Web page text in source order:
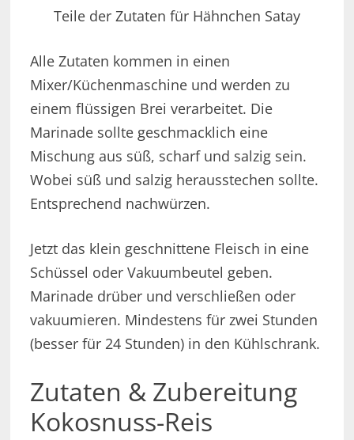
Teile der Zutaten für Hähnchen Satay
Alle Zutaten kommen in einen
Mixer/Küchenmaschine und werden zu
einem flüssigen Brei verarbeitet. Die
Marinade sollte geschmacklich eine
Mischung aus süß, scharf und salzig sein.
Wobei süß und salzig herausstechen sollte.
Entsprechend nachwürzen.
Jetzt das klein geschnittene Fleisch in eine
Schüssel oder Vakuumbeutel geben.
Marinade drüber und verschließen oder
vakuumieren. Mindestens für zwei Stunden
(besser für 24 Stunden) in den Kühlschrank.
Zutaten & Zubereitung
Kokosnuss-Reis